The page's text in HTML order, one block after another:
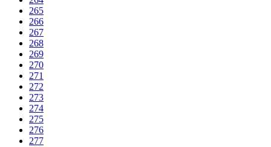
265
266
267
268
269
270
271
272
273
274
275
276
277